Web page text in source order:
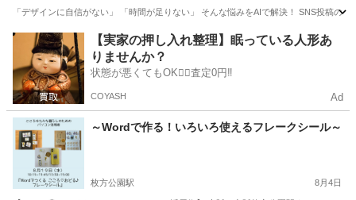
「デザインに自信がない」 「時間が足りない」 そんな悩みをAIで解決！ SNS投稿の
大阪 東大阪市 ＪＲ河内永和駅 ホームページ作成 リモート
【実家の押し入れ整理】眠っている人形あ
りませんか？
状態が悪くてもOK🙆‍♀️査定0円‼️
COYASH Ad
～Wordで作る！いろいろ使えるフレークシール～
枚方公園駅 8月4日